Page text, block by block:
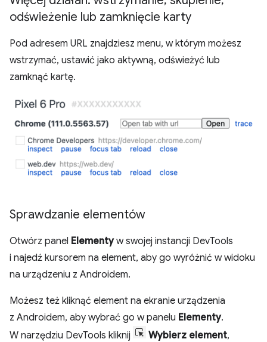
odświeżenie lub zamknięcie karty
Pod adresem URL znajdziesz menu, w którym możesz
wstrzymać, ustawić jako aktywną, odświeżyć lub
zamknąć kartę.
Sprawdzanie elementów
Otwórz panel Elementyw swojej instancji DevTools
i najedź kursorem na element, aby go wyróżnić w widoku
na urządzeniu z Androidem.
Możesz też kliknąć element na ekranie urządzenia
z Androidem, aby wybrać go w panelu Elementy.
W narzędziu DevTools kliknij
Wybierz element,